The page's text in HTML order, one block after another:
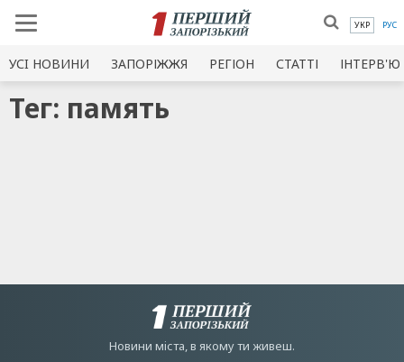
УКР РУС
УСI НОВИНИ ЗАПОРІЖЖЯ РЕГІОН СТАТТІ ІНТЕРВ'Ю
Тег: память
Новини мiста, в якому ти живеш.